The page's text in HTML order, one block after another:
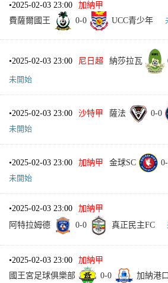
•2025-02-03 23:00
加納甲
費薩爾國王
0-0 UCC青少年
•2025-02-03 23:00 尼日超 納莎拉瓦
未開始
•2025-02-03 23:00 沙特甲 薩法 0-0
未開始
•2025-02-03 23:00 加納甲 金球SC 0-
未開始
•2025-02-03 23:00
加納甲
阿特拉姆德
0-0 真正民主FC
•2025-02-03 23:00
加納甲
國王宮足球俱樂部
0-0 加納港